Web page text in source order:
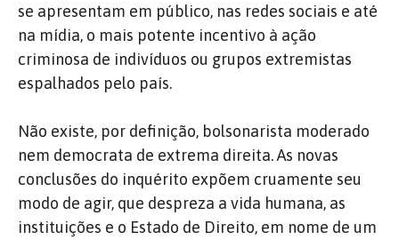
se apresentam em público, nas redes sociais e até
na mídia, o mais potente incentivo à ação
criminosa de indivíduos ou grupos extremistas
espalhados pelo país.
Não existe, por definição, bolsonarista moderado
nem democrata de extrema direita. As novas
conclusões do inquérito expõem cruamente seu
modo de agir, que despreza a vida humana, as
instituições e o Estado de Direito, em nome de um